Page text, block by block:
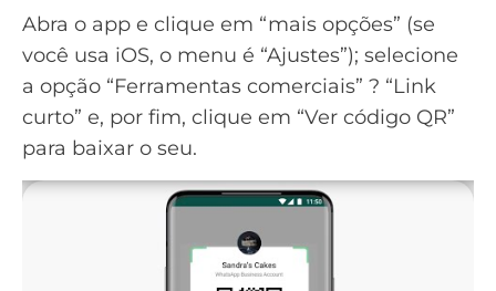
Abra o app e clique em “mais opções” (se
você usa iOS, o menu é “Ajustes”); selecione
a opção “Ferramentas comerciais” ? “Link
curto” e, por fim, clique em “Ver código QR”
para baixar o seu.